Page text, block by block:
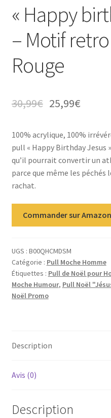
« Happy
– Motif
Rouge
30,99€ 25,99€
100% acrylique, 100%
pull « Happy Birthday
qu’il pourrait convertir un
parce que même les péchés
rachat.
Commander sur Amazon
UGS : B00QHCMDSM
Catégorie : Pull Moche Homme
Étiquettes : Pull de Noël pour
Moche Humour, Pull Noël
Noël Promo
Description
Avis (0)
Description